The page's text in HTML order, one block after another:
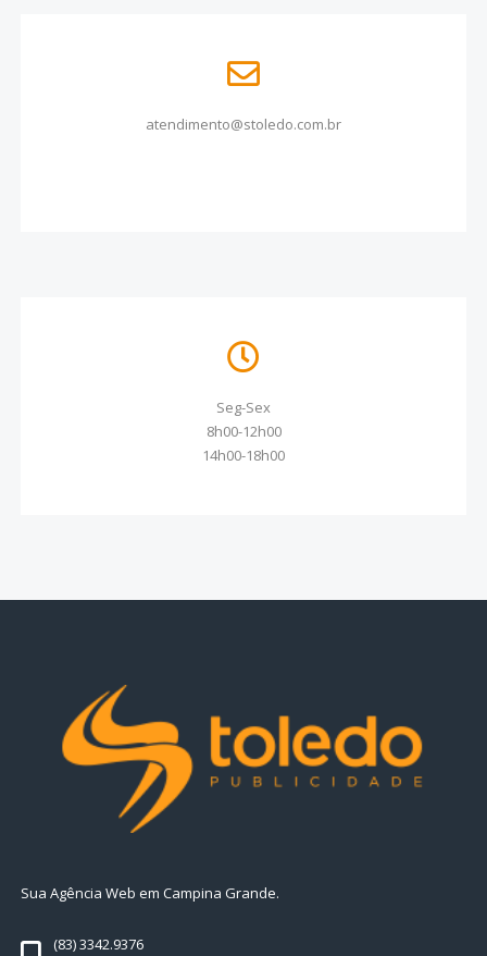
atendimento@stoledo.com.br
Seg-Sex
8h00-12h00
14h00-18h00
Sua Agência Web em Campina Grande.
(83) 3342.9376